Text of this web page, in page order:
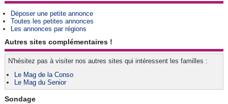
Déposer une petite annonce
Toutes les petites annonces
Les annonces par régions
Autres sites complémentaires !
N'hésitez pas à visiter nos autres sites qui intéressent les familles :
Le Mag de la Conso
Le Mag du Senior
Sondage